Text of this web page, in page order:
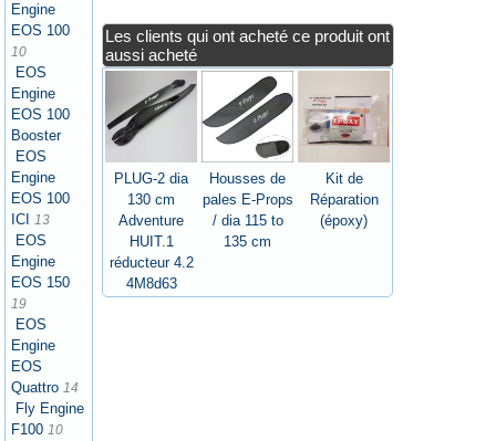
Engine
EOS 100
10
EOS
Engine
EOS 100
Booster
EOS
Engine
EOS 100
ICI
13
EOS
Engine
EOS 150
19
EOS
Engine
EOS
Quattro 14
Fly Engine
F100 10
Les clients qui ont acheté ce produit ont
aussi acheté
PLUG-2 dia
130 cm
Adventure
HUIT.1
réducteur 4.2
4M8d63
Housses de
pales E-Props
/ dia 115 to
135 cm
Kit de
Réparation
(époxy)